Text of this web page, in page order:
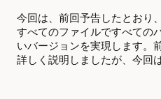
今回は、前回予告したとおり
すべてのファイルですべての
いバージョンを実現します。
詳しく説明しましたが、今回